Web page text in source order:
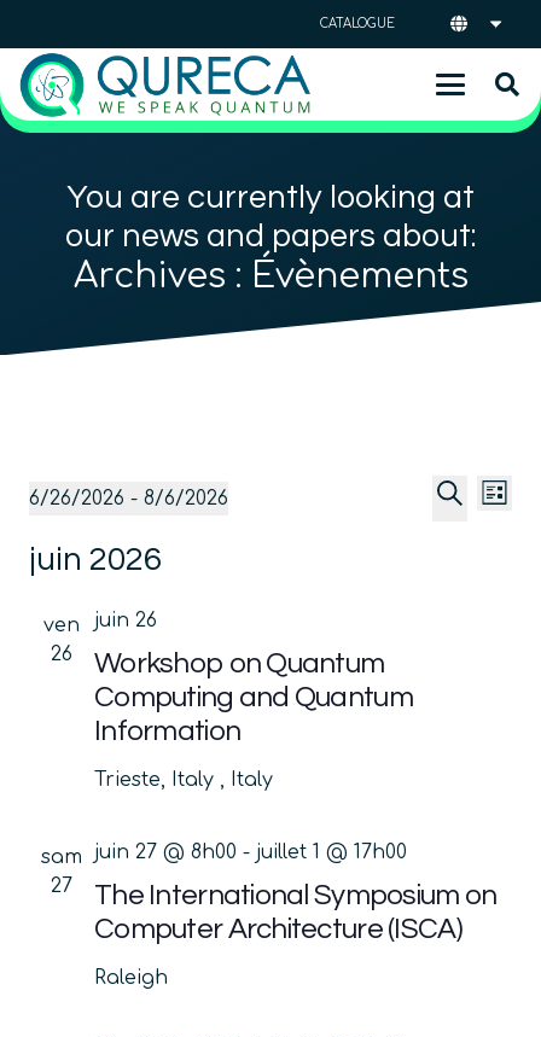
CATALOGUE
You are currently looking at
our news and papers about:
Archives : Évènements
Évènements Liste
6/26/2026 - 8/6/2026
une
juin 2026
ven
26
Workshop on Quantum
Computing and Quantum
Information
juin 26
Trieste, Italy , Italy
sam
27
The International Symposium on
Computer Architecture (ISCA)
juin 27 @ 8h00 - juillet 1 @ 17h00
Raleigh